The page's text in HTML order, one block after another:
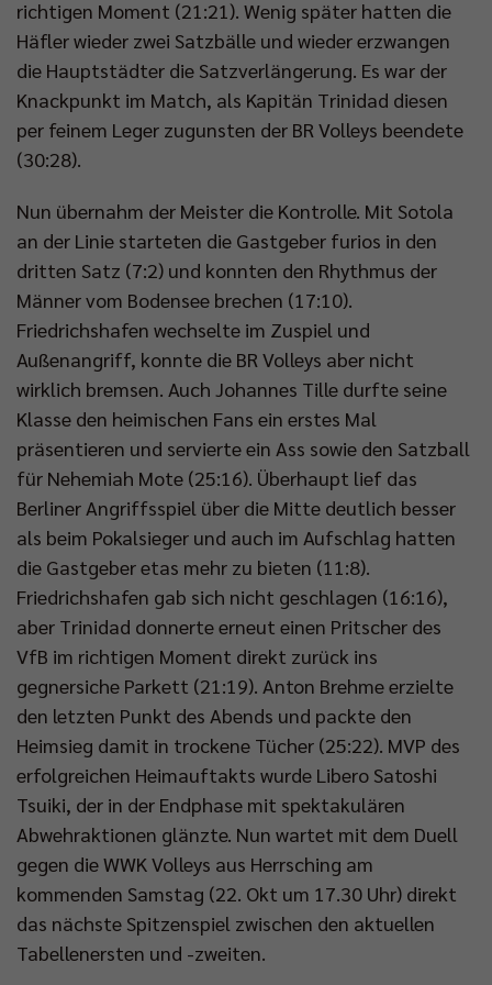
richtigen Moment (21:21). Wenig später hatten die
Häfler wieder zwei Satzbälle und wieder erzwangen
die Hauptstädter die Satzverlängerung. Es war der
Knackpunkt im Match, als Kapitän Trinidad diesen
per feinem Leger zugunsten der BR Volleys beendete
(30:28).
Nun übernahm der Meister die Kontrolle. Mit Sotola
an der Linie starteten die Gastgeber furios in den
dritten Satz (7:2) und konnten den Rhythmus der
Männer vom Bodensee brechen (17:10).
Friedrichshafen wechselte im Zuspiel und
Außenangriff, konnte die BR Volleys aber nicht
wirklich bremsen. Auch Johannes Tille durfte seine
Klasse den heimischen Fans ein erstes Mal
präsentieren und servierte ein Ass sowie den Satzball
für Nehemiah Mote (25:16). Überhaupt lief das
Berliner Angriffsspiel über die Mitte deutlich besser
als beim Pokalsieger und auch im Aufschlag hatten
die Gastgeber etas mehr zu bieten (11:8).
Friedrichshafen gab sich nicht geschlagen (16:16),
aber Trinidad donnerte erneut einen Pritscher des
VfB im richtigen Moment direkt zurück ins
gegnersiche Parkett (21:19). Anton Brehme erzielte
den letzten Punkt des Abends und packte den
Heimsieg damit in trockene Tücher (25:22). MVP des
erfolgreichen Heimauftakts wurde Libero Satoshi
Tsuiki, der in der Endphase mit spektakulären
Abwehraktionen glänzte. Nun wartet mit dem Duell
gegen die WWK Volleys aus Herrsching am
kommenden Samstag (22. Okt um 17.30 Uhr) direkt
das nächste Spitzenspiel zwischen den aktuellen
Tabellenersten und -zweiten.